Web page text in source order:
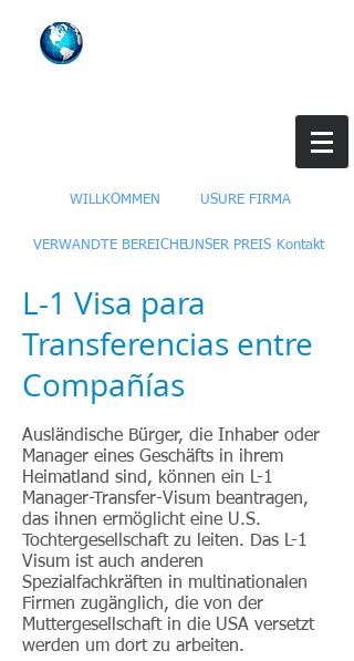
WILLKOMMEN
VERWANDTE BEREICHE
USURE FIRMA
UNSER PREIS Kontakt
L-1 Visa para
Transferencias entre
Compañías
Ausländische Bürger, die Inhaber oder
Manager eines Geschäfts in ihrem
Heimatland sind, können ein L-1
Manager-Transfer-Visum beantragen,
das ihnen ermöglicht eine U.S.
Tochtergesellschaft zu leiten. Das L-1
Visum ist auch anderen
Spezialfachkräften in multinationalen
Firmen zugänglich, die von der
Muttergesellschaft in die USA versetzt
werden um dort zu arbeiten.